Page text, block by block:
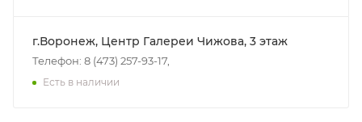
г.Воронеж, Центр Галереи Чижова, 3 этаж
Телефон: 8 (473) 257-93-17,
Есть в наличии